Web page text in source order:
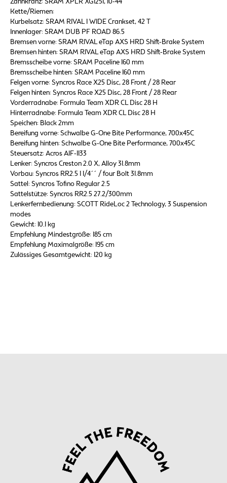
Kette/Riemen:
Kurbelsatz: SRAM RIVAL 1 WIDE Crankset, 42 T
Innenlager: SRAM DUB PF ROAD 86.5
Bremsen vorne: SRAM RIVAL eTap AXS HRD Shift-Brake System
Bremsen hinten: SRAM RIVAL eTap AXS HRD Shift-Brake System
Bremsscheibe vorne: SRAM Paceline 160 mm
Bremsscheibe hinten: SRAM Paceline 160 mm
Felgen vorne: Syncros Race X25 Disc, 28 Front / 28 Rear
Felgen hinten: Syncros Race X25 Disc, 28 Front / 28 Rear
Vorderradnabe: Formula Team XDR CL Disc 28 H
Hinterradnabe: Formula Team XDR CL Disc 28 H
Speichen: Black 2mm
Bereifung vorne: Schwalbe G-One Bite Performance, 700x45C
Bereifung hinten: Schwalbe G-One Bite Performance, 700x45C
Steuersatz: Acros AIF-1133
Lenker: Syncros Creston 2.0 X, Alloy 31.8mm
Vorbau: Syncros RR2.5 1 1/4´´ / four Bolt 31.8mm
Sattel: Syncros Tofino Regular 2.5
Sattelstütze: Syncros RR2.5 27.2/300mm
Lenkerfernbedienung: SCOTT RideLoc 2 Technology, 3 Suspension
modes
Gewicht: 10.1 kg
Empfehlung Mindestgröße: 185 cm
Empfehlung Maximalgröße: 195 cm
Zulässiges Gesamtgewicht: 120 kg